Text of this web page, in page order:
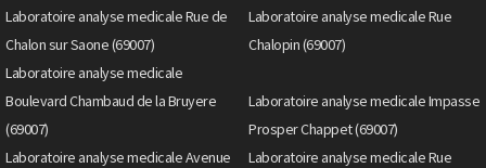
Laboratoire analyse medicale Rue de
Chalon sur Saone (69007)
Laboratoire analyse medicale Rue
Chalopin (69007)
Laboratoire analyse medicale
Boulevard Chambaud de la Bruyere
(69007)
Laboratoire analyse medicale Impasse
Prosper Chappet (69007)
Laboratoire analyse medicale Avenue
Laboratoire analyse medicale Rue